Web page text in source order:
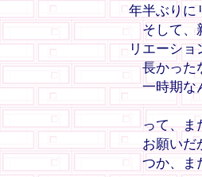
年半ぶりに
そして、
リエーショ
長かった
一時期な
って、ま
お願いだ
つか、ま